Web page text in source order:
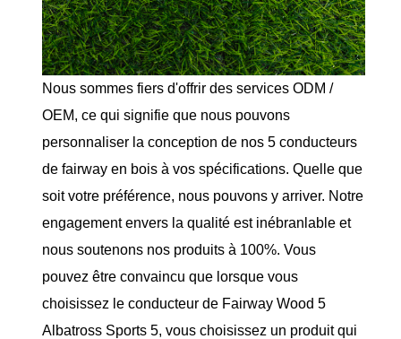
Nous sommes fiers d'offrir des services ODM /
OEM, ce qui signifie que nous pouvons
personnaliser la conception de nos 5 conducteurs
de fairway en bois à vos spécifications. Quelle que
soit votre préférence, nous pouvons y arriver. Notre
engagement envers la qualité est inébranlable et
nous soutenons nos produits à 100%. Vous
pouvez être convaincu que lorsque vous
choisissez le conducteur de Fairway Wood 5
Albatross Sports 5, vous choisissez un produit qui